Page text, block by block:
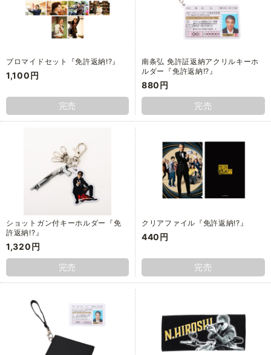
ブロマイドセット『免許返納!?』
1,100円
完売
南条弘 免許証返納アクリルキーホ
ルダー『免許返納!?』
880円
完売
ショットガン付キーホルダー『免
許返納!?』
1,320円
完売
クリアファイル『免許返納!?』
440円
完売